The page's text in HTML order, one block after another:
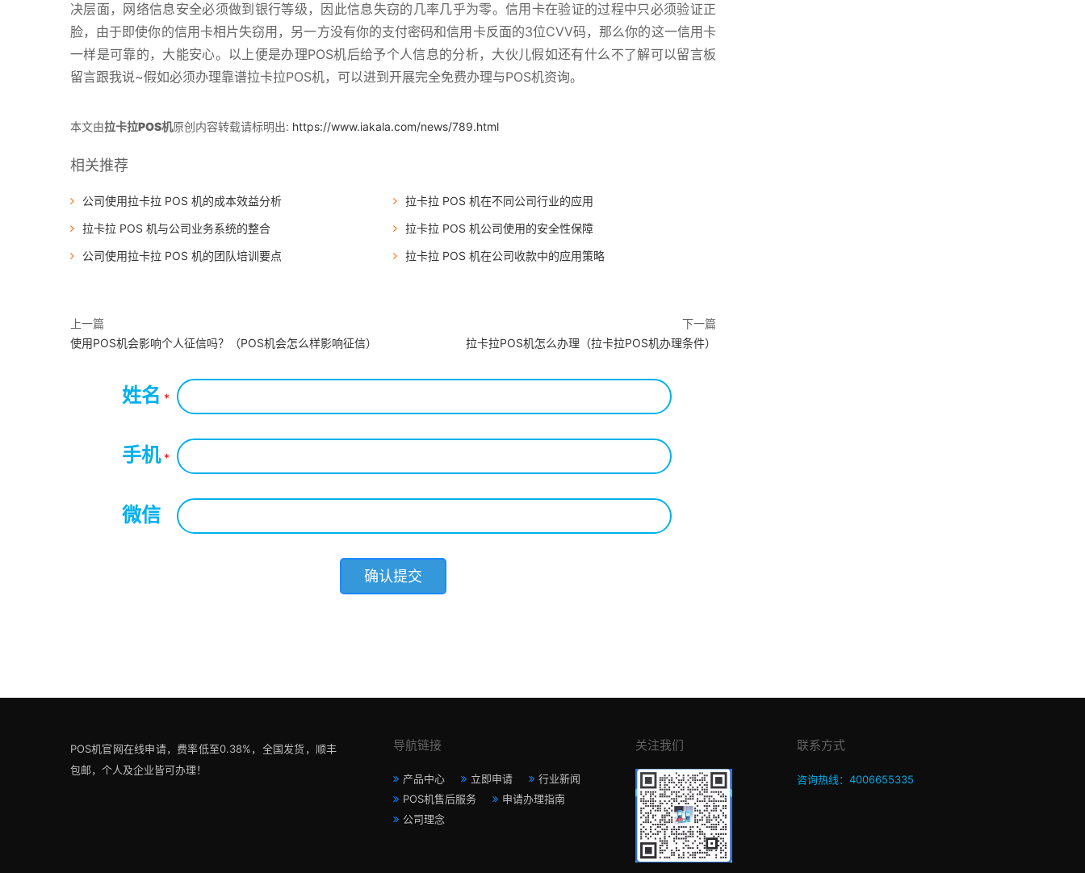
决层面，网络信息安全必须做到银行等级，因此信息失窃的几率几乎为零。信用卡在验证的过程中只必须验证正
脸，由于即使你的信用卡相片失窃用，另一方没有你的支付密码和信用卡反面的3位CVV码，那么你的这一信用卡
一样是可靠的，大能安心。以上便是办理POS机后给予个人信息的分析，大伙儿假如还有什么不了解可以留言板
留言跟我说~假如必须办理靠谱拉卡拉POS机，可以进到开展完全免费办理与POS机资询。
本文由拉卡拉POS机原创内容转载请标明出: https://www.iakala.com/news/789.html
相关推荐
公司使用拉卡拉 POS 机的成本效益分析
拉卡拉 POS 机在不同公司行业的应用
拉卡拉 POS 机与公司业务系统的整合
拉卡拉 POS 机公司使用的安全性保障
公司使用拉卡拉 POS 机的团队培训要点
拉卡拉 POS 机在公司收款中的应用策略
上一篇
使用POS机会影响个人征信吗？（POS机会怎么样影响征信）
下一篇
拉卡拉POS机怎么办理（拉卡拉POS机办理条件）
姓名 *
手机*
微信
POS机官网在线申请，费率低至0.38%，全国发货，顺丰
包邮，个人及企业皆可办理！
导航链接
产品中心 立即申请
行业新闻
POS机售后服务
申请办理指南
公司理念
关注我们 联系方式
咨询热线：4006655335